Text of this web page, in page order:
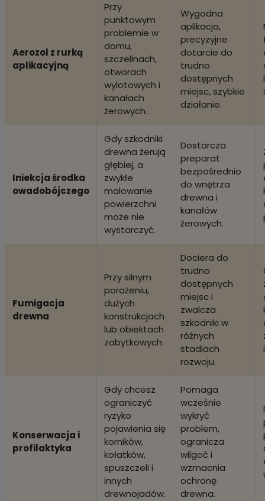
Aerozol z rurką
aplikacyjną
Przy
punktowym
problemie w
domu,
szczelinach,
otworach
wylotowych i
kanałach
żerowych.
Wygodna
aplikacja,
precyzyjne
dotarcie do
trudno
dostępnych
miejsc, szybkie
działanie.
Iniekcja środka
owadobójczego
Gdy szkodniki
drewna żerują
głębiej, a
zwykłe
malowanie
powierzchni
może nie
wystarczyć.
Dostarcza
preparat
bezpośrednio
do wnętrza
drewna i
kanałów
żerowych.
Fumigacja
drewna
Przy silnym
porażeniu,
dużych
konstrukcjach
lub obiektach
zabytkowych.
Dociera do
trudno
dostępnych
miejsc i
zwalcza
szkodniki w
różnych
stadiach
rozwoju.
Konserwacja i
profilaktyka
Gdy chcesz
ograniczyć
ryzyko
pojawienia się
korników,
kołatków,
spuszczeli i
innych
drewnojadów.
Pomaga
wcześnie
wykryć
problem,
ogranicza
wilgoć i
wzmacnia
ochronę
drewna.